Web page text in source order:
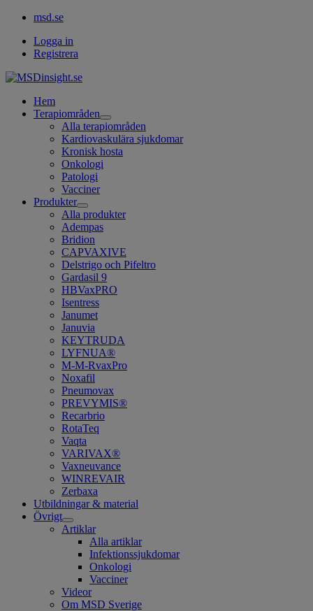
msd.se
Logga in
Registrera
Hem
Terapiområden
Open
submenu
Alla terapiområden
Kardiovaskulära sjukdomar
Kronisk hosta
Onkologi
Patologi
Vacciner
Produkter
Open
submenu
Alla produkter
Adempas
Bridion
CAPVAXIVE
Delstrigo och Pifeltro
Gardasil 9
HBVaxPRO
Isentress
Janumet
Januvia
KEYTRUDA
LYFNUA®
M-M-RvaxPro
Noxafil
Pneumovax
PREVYMIS®
Recarbrio
RotaTeq
Vaqta
VARIVAX®
Vaxneuvance
WINREVAIR
Zerbaxa
Utbildningar & material
Övrigt
Open
submenu
Artiklar
Alla artiklar
Infektionssjukdomar
Onkologi
Vacciner
Videor
Om MSD Sverige